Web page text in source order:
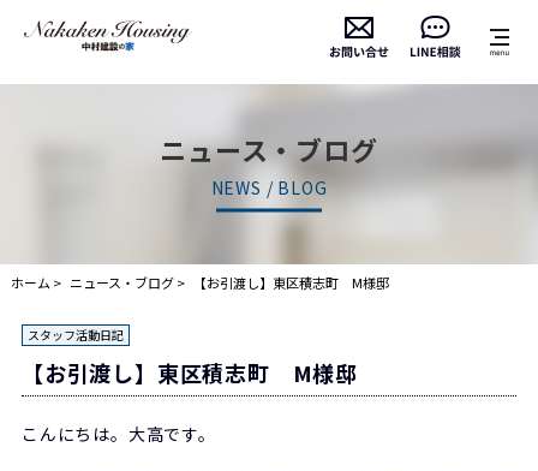
ニュース・ブログ
NEWS / BLOG
ホーム ニュース・ブログ 【お引渡し】東区積志町 M様邸
スタッフ活動日記
【お引渡し】東区積志町 M様邸
こんにちは。大高です。